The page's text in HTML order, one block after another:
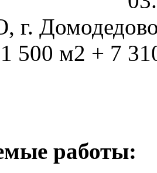
г.
500 м2 + 7
работы: